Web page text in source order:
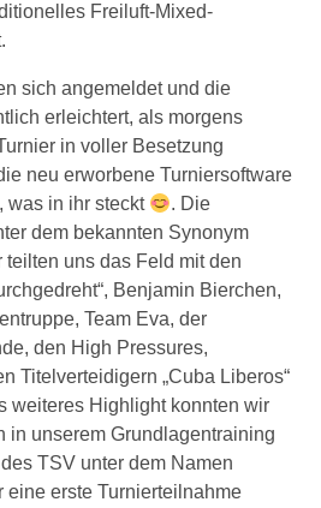
Freiluft-Mixed-
sich angemeldet und die
erleichtert, als morgens
in voller Besetzung
neu erworbene Turniersoftware
was in ihr steckt
. Die
dem bekannten Synonym
teilten uns das Feld mit den
Benjamin Bierchen,
Team Eva, der
den High Pressures,
Titelverteidigern „Cuba Liberos“
weiteres Highlight konnten wir
in unserem Grundlagentraining
TSV unter dem Namen
eine erste Turnierteilnahme